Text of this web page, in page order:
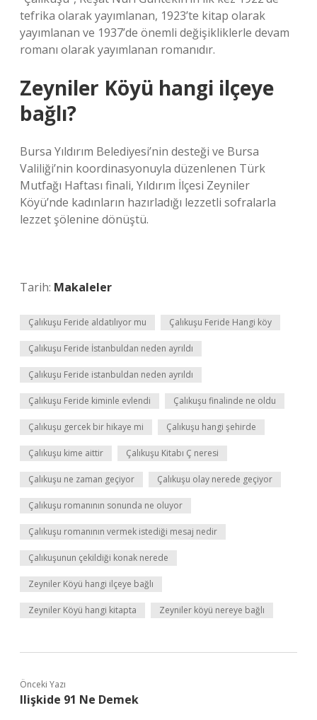
tefrika olarak yayımlanan, 1923’te kitap olarak
yayımlanan ve 1937’de önemli değişikliklerle devam
romanı olarak yayımlanan romanıdır.
Zeyniler Köyü hangi ilçeye
bağlı?
Bursa Yıldırım Belediyesi’nin desteği ve Bursa
Valiliği’nin koordinasyonuyla düzenlenen Türk
Mutfağı Haftası finali, Yıldırım İlçesi Zeyniler
Köyü’nde kadınların hazırladığı lezzetli sofralarla
lezzet şölenine dönüştü.
Tarih: Makaleler
Çalıkuşu Feride aldatılıyor mu Çalıkuşu Feride Hangi köy
Çalıkuşu Feride İstanbuldan neden ayrıldı
Çalıkuşu Feride istanbuldan neden ayrıldı
Çalıkuşu Feride kiminle evlendi Çalıkuşu finalinde ne oldu
Çalıkuşu gercek bir hikaye mi Çalıkuşu hangi şehirde
Çalıkuşu kime aittir Çalıkuşu Kitabı Ç neresi
Çalıkuşu ne zaman geçiyor Çalıkuşu olay nerede geçiyor
Çalıkuşu romanının sonunda ne oluyor
Çalıkuşu romanının vermek istediği mesaj nedir
Çalıkuşunun çekildiği konak nerede
Zeyniler Köyü hangi ilçeye bağlı
Zeyniler Köyü hangi kitapta Zeyniler köyü nereye bağlı
Önceki Yazı
Ilişkide 91 Ne Demek